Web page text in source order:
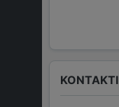
KONTAKTI